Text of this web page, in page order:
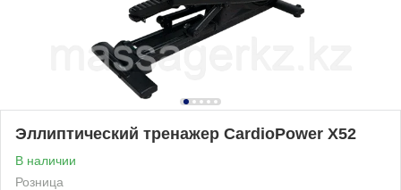
Эллиптический тренажер CardioPower X52
В наличии
Розница